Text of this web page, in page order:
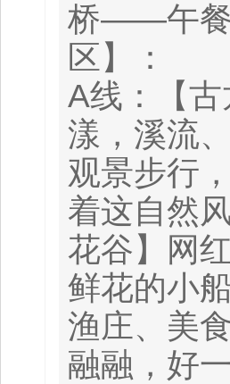
桥——午餐
区】：
A线：【
漾，溪流
观景步行
着这自然
花谷】网
鲜花的小
渔庄、美
融融，好